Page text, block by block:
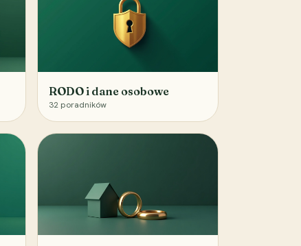
RODO i dane osobowe
32 poradników